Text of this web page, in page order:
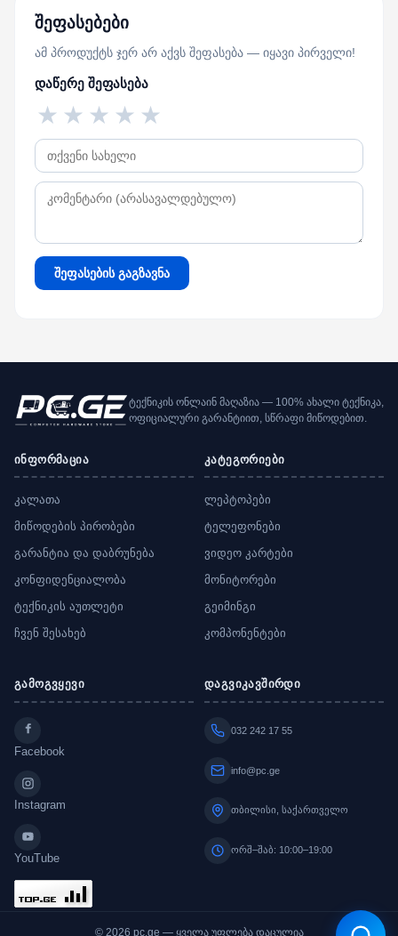
შეფასებები
ამ პროდუქტს ჯერ არ აქვს შეფასება — იყავი პირველი!
დაწერე შეფასება
★
★
★
★
★
შეფასების გაგზავნა
ტექნიკის ონლაინ მაღაზია — 100% ახალი ტექნიკა,
ოფიციალური გარანტიით, სწრაფი მიწოდებით.
ინფორმაცია
კალათა
მიწოდების პირობები
გარანტია და დაბრუნება
კონფიდენციალობა
ტექნიკის აუთლეტი
ჩვენ შესახებ
კატეგორიები
ლეპტოპები
ტელეფონები
ვიდეო კარტები
მონიტორები
გეიმინგი
კომპონენტები
გამოგვყევი
Facebook
Instagram
YouTube
დაგვიკავშირდი
032 242 17 55
info@pc.ge
თბილისი, საქართველო
ორშ–შაბ: 10:00–19:00
© 2026 pc.ge — ყველა უფლება დაცულია